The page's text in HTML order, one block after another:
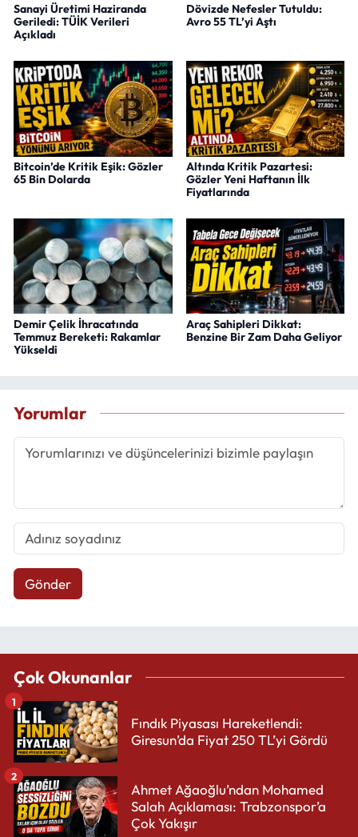
Sanayi Üretimi Haziranda
Geriledi: TÜİK Verileri
Açıkladı
Dövizde Nefesler Tutuldu:
Avro 55 TL’yi Aştı
Bitcoin’de Kritik Eşik: Gözler
65 Bin Dolarda
Altında Kritik Pazartesi:
Gözler Yeni Haftanın İlk
Fiyatlarında
Demir Çelik İhracatında
Temmuz Bereketi: Rakamlar
Yükseldi
Araç Sahipleri Dikkat:
Benzine Bir Zam Daha Geliyor
Yorumlar
Gönder
Çok Okunanlar
Fındık Piyasası Hareketlendi:
Giresun’da Fiyat 250 TL’yi Gördü
1
Ahmet Ağaoğlu’ndan Mohamed
Salah Açıklaması: Trabzonspor’a
Çok Yakışır
2